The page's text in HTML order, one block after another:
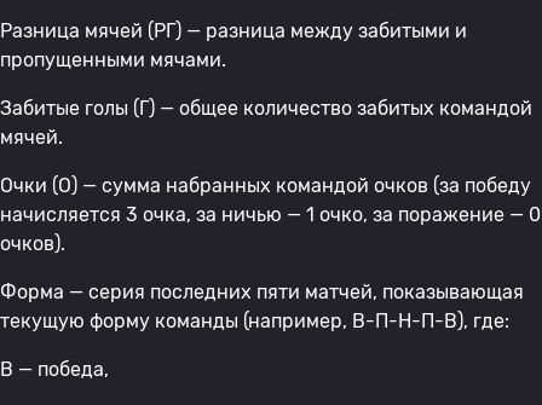
Разница мячей (РГ) — разница между забитыми и
пропущенными мячами.
Забитые голы (Г) — общее количество забитых командой
мячей.
Очки (О) — сумма набранных командой очков (за победу
начисляется 3 очка, за ничью — 1 очко, за поражение — 0
очков).
Форма — серия последних пяти матчей, показывающая
текущую форму команды (например, В-П-Н-П-В), где:
В — победа,